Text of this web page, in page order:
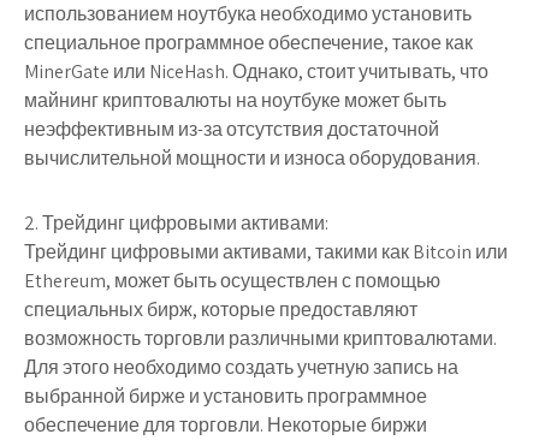
использованием ноутбука необходимо установить
специальное программное обеспечение, такое как
MinerGate или NiceHash. Однако, стоит учитывать, что
майнинг криптовалюты на ноутбуке может быть
неэффективным из-за отсутствия достаточной
вычислительной мощности и износа оборудования.
2. Трейдинг цифровыми активами:
Трейдинг цифровыми активами, такими как Bitcoin или
Ethereum, может быть осуществлен с помощью
специальных бирж, которые предоставляют
возможность торговли различными криптовалютами.
Для этого необходимо создать учетную запись на
выбранной бирже и установить программное
обеспечение для торговли. Некоторые биржи